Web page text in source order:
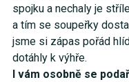
spojku a nechaly je
a tím se soupeřky
jsme si zápas pořád
dotáhly k výhře.
I vám osobně se